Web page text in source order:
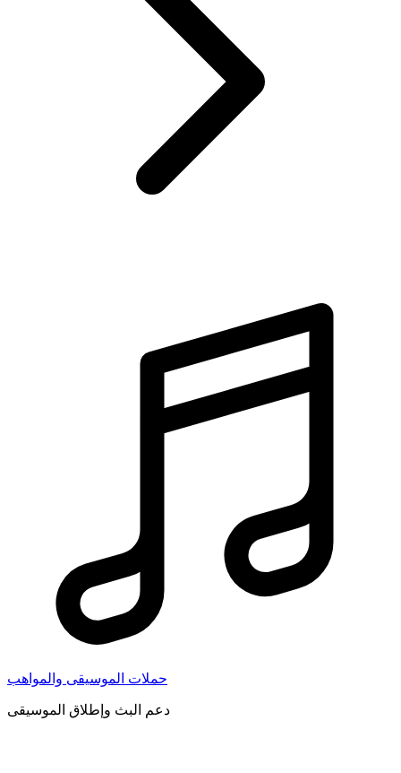
حملات الموسيقى والمواهب
دعم البث وإطلاق الموسيقى